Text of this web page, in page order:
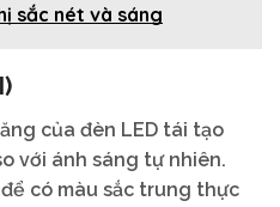
sắc nét và sáng
của đèn LED tái tạo
với ánh sáng tự nhiên.
để có màu sắc trung thực